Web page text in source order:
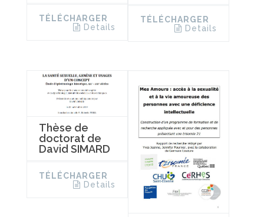
TÉLÉCHARGER
Details
TÉLÉCHARGER
Details
Thèse de
doctorat de
David SIMARD
TÉLÉCHARGER
Details